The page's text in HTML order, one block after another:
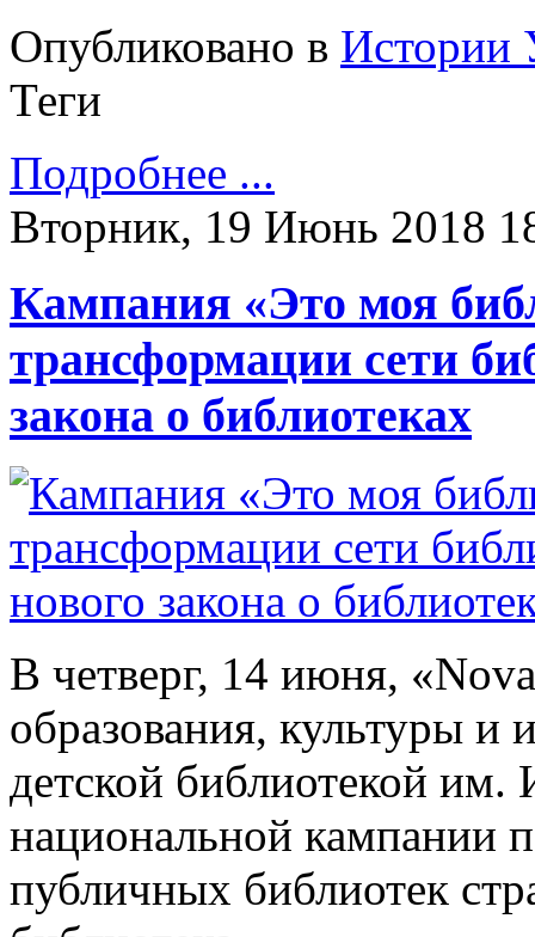
Опубликовано в Истории
Теги
Подробнее ...
Вторник, 19 Июнь 2018
Кампания «Это моя
трансформации сети
закона о библиотеках
В четверг, 14 июня,
образования, культуры и
детской библиотекой им.
национальной кампании
публичных библиотек